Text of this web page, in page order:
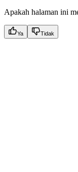
Apakah halaman ini
Ya Tidak